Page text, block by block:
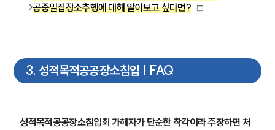
공중밀집장소추행에 대해 알아보고 싶다면?
3. 성적목적공공장소침입 | FAQ
성적목적공공장소침입죄 가해자가 단순한 착각이라 주장하면 처